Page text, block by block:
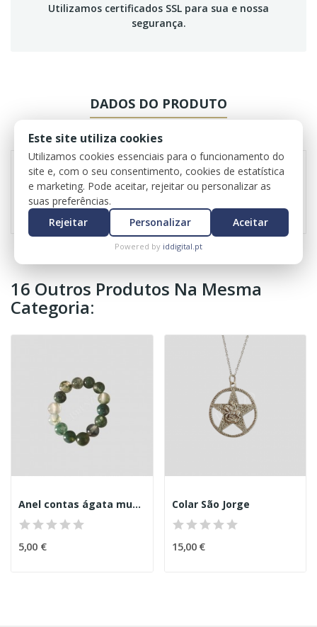
Utilizamos certificados SSL para sua e nossa
segurança.
DADOS DO PRODUTO
REVIEWS
Referência 0821
16 Outros Produtos Na Mesma
Categoria:
Anel contas ágata musgo
5,00 €
Colar São Jorge
15,00 €
Este site utiliza cookies
Utilizamos cookies essenciais para o funcionamento do
site e, com o seu consentimento, cookies de estatística
e marketing. Pode aceitar, rejeitar ou personalizar as
suas preferências.
Rejeitar
Personalizar Aceitar
Powered by iddigital.pt